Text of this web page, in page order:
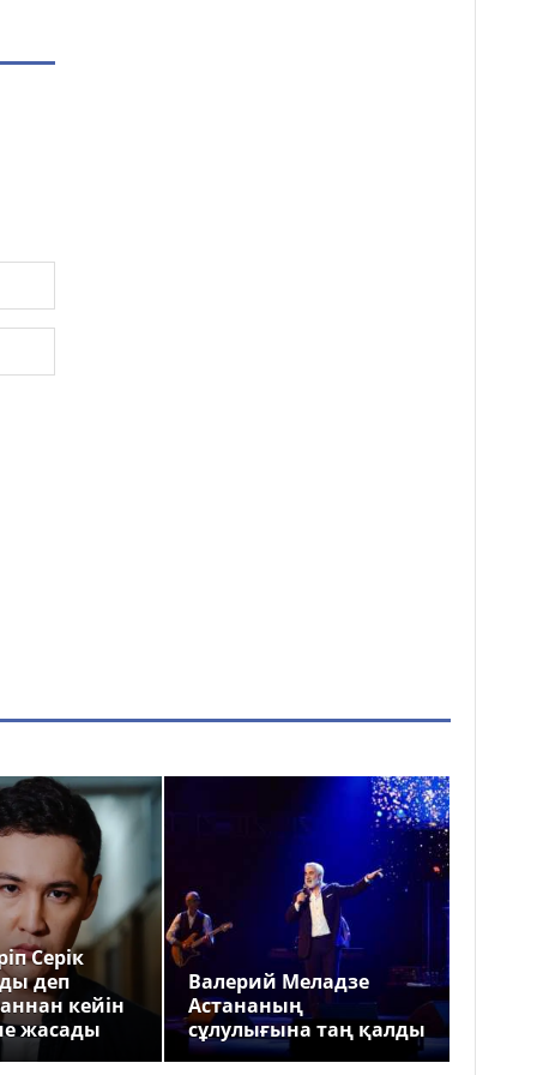
Серік
деп
кейін
жасады
Валерий Меладзе
Астананың
сұлулығына таң қалды